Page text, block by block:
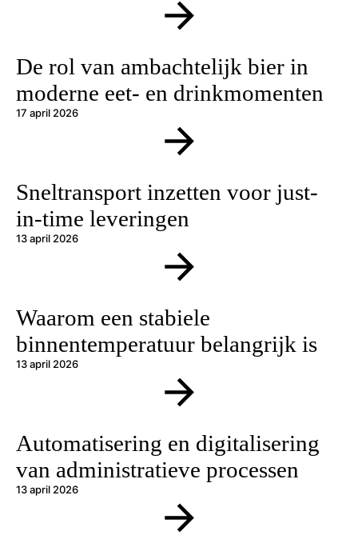
De rol van ambachtelijk bier in
moderne eet- en drinkmomenten
17 april 2026
Sneltransport inzetten voor just-
in-time leveringen
13 april 2026
Waarom een stabiele
binnentemperatuur belangrijk is
13 april 2026
Automatisering en digitalisering
van administratieve processen
13 april 2026